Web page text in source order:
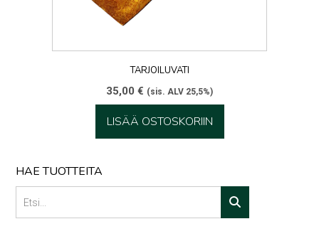
TARJOILUVATI
35,00 € (sis. ALV 25,5%)
LISÄÄ OSTOSKORIIN
HAE TUOTTEITA